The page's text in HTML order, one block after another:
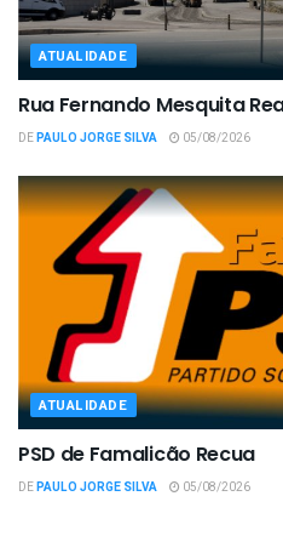
ATUALIDADE
Rua Fernando Mesquita
DEPAULO JORGE SILVA 05/08/2026
ATUALIDADE
PSD de Famalicão Recua
DEPAULO JORGE SILVA 05/08/2026